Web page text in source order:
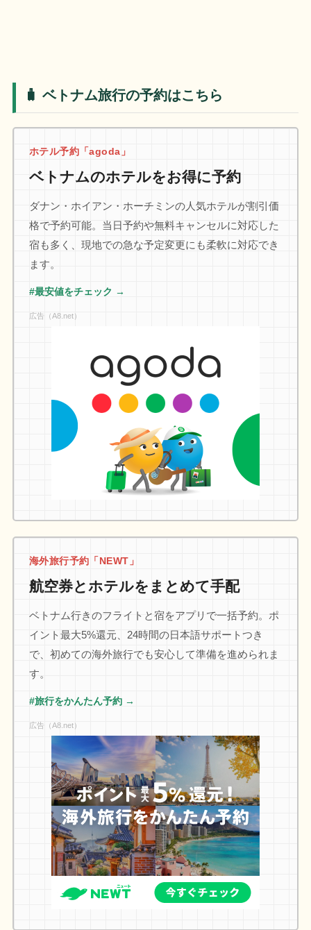
🧳 ベトナム旅行の予約はこちら
ホテル予約「agoda」
ベトナムのホテルをお得に予約
ダナン・ホイアン・ホーチミンの人気ホテルが割引価
格で予約可能。当日予約や無料キャンセルに対応した
宿も多く、現地での急な予定変更にも柔軟に対応でき
ます。
#最安値をチェック →
広告（A8.net）
海外旅行予約「NEWT」
航空券とホテルをまとめて手配
ベトナム行きのフライトと宿をアプリで一括予約。ポ
イント最大5%還元、24時間の日本語サポートつき
で、初めての海外旅行でも安心して準備を進められま
す。
#旅行をかんたん予約 →
広告（A8.net）